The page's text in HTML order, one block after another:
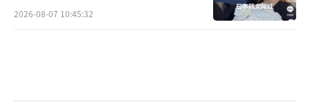
2026-08-07 10:45:32